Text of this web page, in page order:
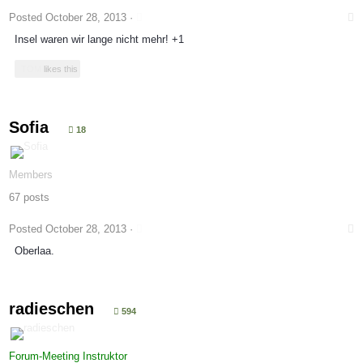
Posted October 28, 2013 ·
Insel waren wir lange nicht mehr! +1
likes this
Sofia 18
Members
67 posts
Posted October 28, 2013 ·
Oberlaa.
radieschen 594
Forum-Meeting Instruktor